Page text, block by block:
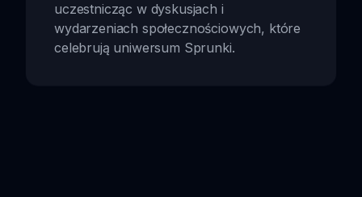
uczestnicząc w dyskusjach i
wydarzeniach społecznościowych, które
celebrują uniwersum Sprunki.